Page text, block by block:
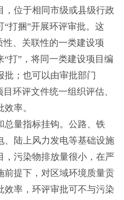
，位于相同市级或县级行政
“打捆”开展环评审批。这
性、关联性的一类建设项
“打”，将同一类建设项目编
；也可以由审批部门
环评文件统一组织评估、
率。
量指标挂钩。公路、铁
、陆上风力发电等基础设施
，污染物排放量很小，在严
前提下，对区域环境质量贡
效率，环评审批可不与污染